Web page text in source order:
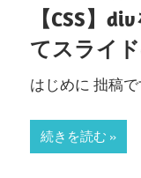
【CSS】
てスライ
はじめに 拙稿
続きを読む